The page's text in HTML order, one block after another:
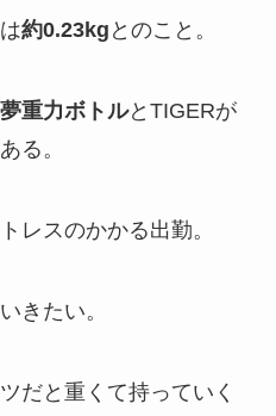
約0.23kg とのこと。
夢重力ボトルとTIGERが
る。
レスのかかる出勤。
きたい。
だと重くて持っていく